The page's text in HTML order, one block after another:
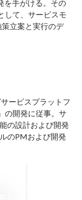
を手がける。その
して、サービスモ
立案と実行のデ
ービスプラットフ
の開発に従事。サ
の設計および開発
のPMおよび開発